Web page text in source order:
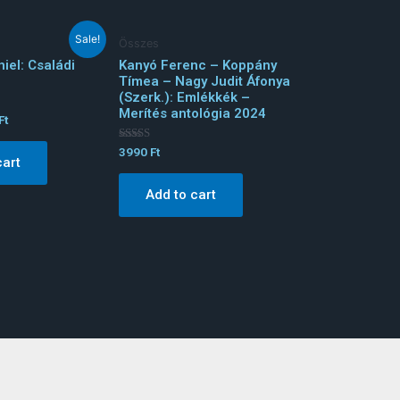
Sale!
Családi
Ft
Összes
Kanyó Ferenc – Koppány
Tímea – Nagy Judit Áfonya
(Szerk.): Emlékkék –
Merítés antológia 2024
Rated
out of 5
3990 Ft
Add to cart